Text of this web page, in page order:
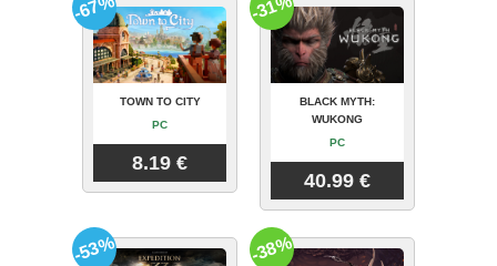
TOWN TO CITY
PC
8.19 €
-67%
BLACK MYTH:
WUKONG
PC
40.99 €
-31%
-53% -38%